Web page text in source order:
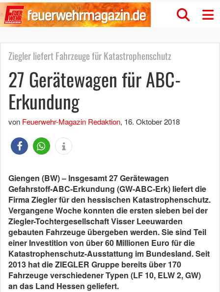
Ziegler liefert Fahrzeuge für Katastrophenschutz
27 Gerätewagen für ABC-
Erkundung
von Feuerwehr-Magazin Redaktion, 16. Oktober 2018
Giengen (BW) – Insgesamt 27 Gerätewagen
Gefahrstoff-ABC-Erkundung (GW-ABC-Erk) liefert die
Firma Ziegler für den hessischen Katastrophenschutz.
Vergangene Woche konnten die ersten sieben bei der
Ziegler-Tochtergesellschaft Visser Leeuwarden
gebauten Fahrzeuge übergeben werden. Sie sind Teil
einer Investition von über 60 Millionen Euro für die
Katastrophenschutz-Ausstattung im Bundesland. Seit
2013 hat die ZIEGLER Gruppe bereits über 170
Fahrzeuge verschiedener Typen (LF 10, ELW 2, GW)
an das Land Hessen geliefert.